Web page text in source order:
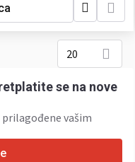
20
se na nove
vašim